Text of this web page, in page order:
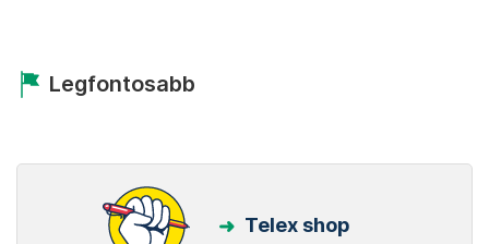
Legfontosabb
Telex shop